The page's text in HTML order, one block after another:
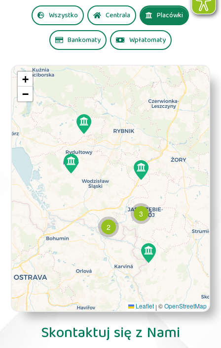
Wszystko Centrala Placówki
Bankomaty Wpłatomaty
2
3
+
−
Leaflet | ©OpenStreetMap
Skontaktuj się z Nami